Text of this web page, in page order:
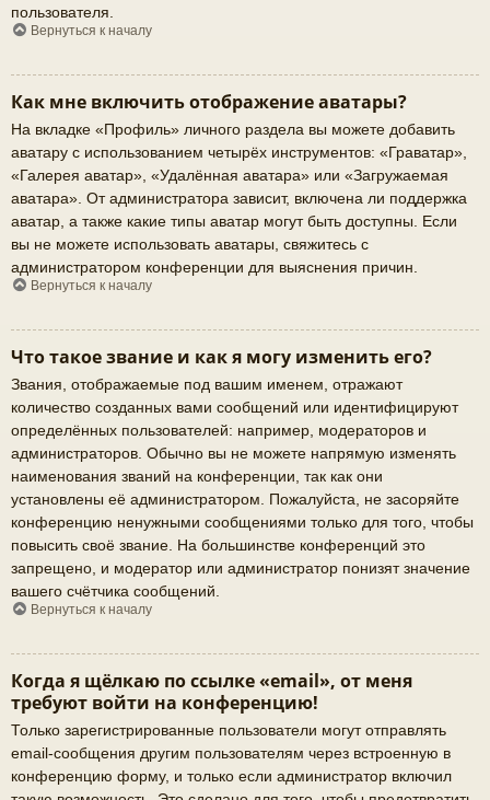
пользователя.
Вернуться к началу
Как мне включить отображение аватары?
На вкладке «Профиль» личного раздела вы можете добавить
аватару с использованием четырёх инструментов: «Граватар»,
«Галерея аватар», «Удалённая аватара» или «Загружаемая
аватара». От администратора зависит, включена ли поддержка
аватар, а также какие типы аватар могут быть доступны. Если
вы не можете использовать аватары, свяжитесь с
администратором конференции для выяснения причин.
Вернуться к началу
Что такое звание и как я могу изменить его?
Звания, отображаемые под вашим именем, отражают
количество созданных вами сообщений или идентифицируют
определённых пользователей: например, модераторов и
администраторов. Обычно вы не можете напрямую изменять
наименования званий на конференции, так как они
установлены её администратором. Пожалуйста, не засоряйте
конференцию ненужными сообщениями только для того, чтобы
повысить своё звание. На большинстве конференций это
запрещено, и модератор или администратор понизят значение
вашего счётчика сообщений.
Вернуться к началу
Когда я щёлкаю по ссылке «email», от меня
требуют войти на конференцию!
Только зарегистрированные пользователи могут отправлять
email-сообщения другим пользователям через встроенную в
конференцию форму, и только если администратор включил